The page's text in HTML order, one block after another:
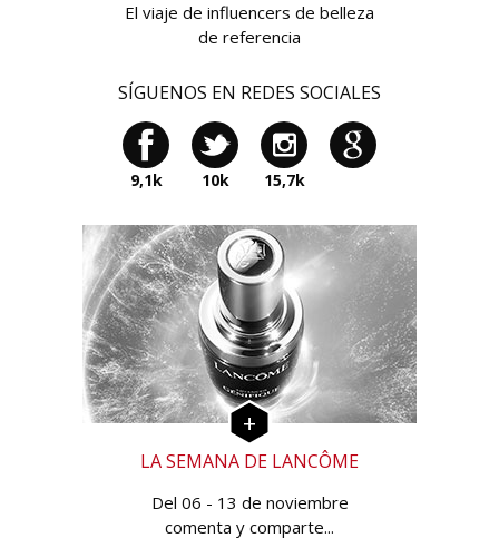
El viaje de influencers de belleza
de referencia
SÍGUENOS EN REDES SOCIALES
9,1k 10k 15,7k
LA SEMANA DE LANCÔME
Del 06 - 13 de noviembre
comenta y comparte...